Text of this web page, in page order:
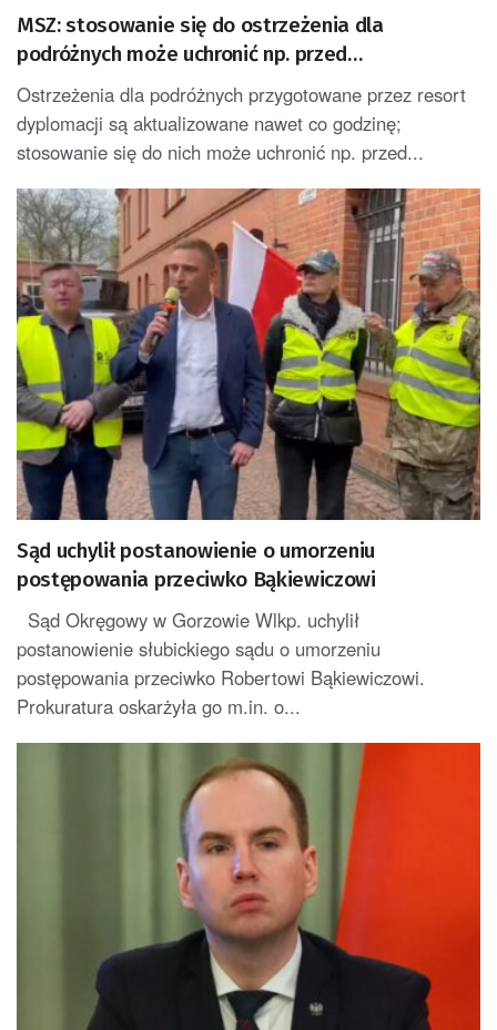
MSZ: stosowanie się do ostrzeżenia dla
podróżnych może uchronić np. przed
aresztowaniem za granicą
Ostrzeżenia dla podróżnych przygotowane przez resort
dyplomacji są aktualizowane nawet co godzinę;
stosowanie się do nich może uchronić np. przed...
Sąd uchylił postanowienie o umorzeniu
postępowania przeciwko Bąkiewiczowi
Sąd Okręgowy w Gorzowie Wlkp. uchylił
postanowienie słubickiego sądu o umorzeniu
postępowania przeciwko Robertowi Bąkiewiczowi.
Prokuratura oskarżyła go m.in. o...